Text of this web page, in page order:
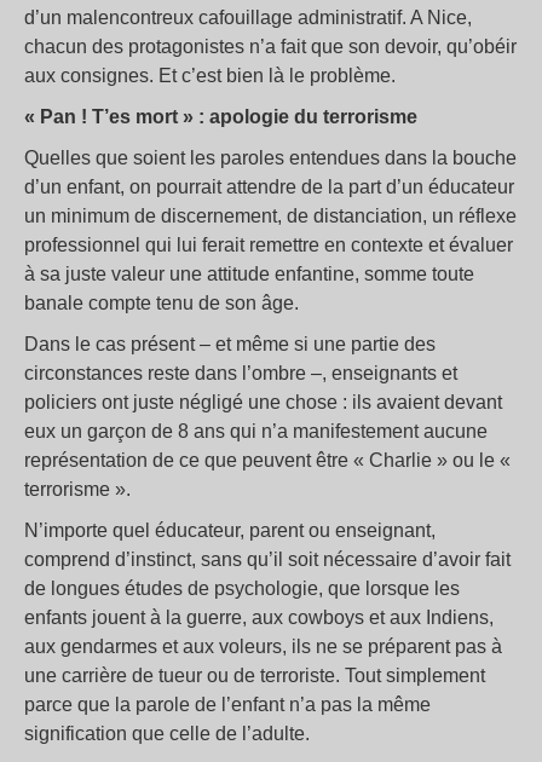
d’un malencontreux cafouillage administratif. A Nice,
chacun des protagonistes n’a fait que son devoir, qu’obéir
aux consignes. Et c’est bien là le problème.
« Pan ! T’es mort » : apologie du terrorisme
Quelles que soient les paroles entendues dans la bouche
d’un enfant, on pourrait attendre de la part d’un éducateur
un minimum de discernement, de distanciation, un réflexe
professionnel qui lui ferait remettre en contexte et évaluer
à sa juste valeur une attitude enfantine, somme toute
banale compte tenu de son âge.
Dans le cas présent – et même si une partie des
circonstances reste dans l’ombre –, enseignants et
policiers ont juste négligé une chose : ils avaient devant
eux un garçon de 8 ans qui n’a manifestement aucune
représentation de ce que peuvent être « Charlie » ou le «
terrorisme ».
N’importe quel éducateur, parent ou enseignant,
comprend d’instinct, sans qu’il soit nécessaire d’avoir fait
de longues études de psychologie, que lorsque les
enfants jouent à la guerre, aux cowboys et aux Indiens,
aux gendarmes et aux voleurs, ils ne se préparent pas à
une carrière de tueur ou de terroriste. Tout simplement
parce que la parole de l’enfant n’a pas la même
signification que celle de l’adulte.